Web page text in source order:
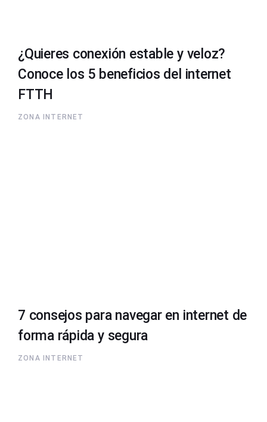
¿Quieres conexión estable y veloz?
Conoce los 5 beneficios del internet
FTTH
ZONA INTERNET
7 consejos para navegar en internet de
forma rápida y segura
ZONA INTERNET